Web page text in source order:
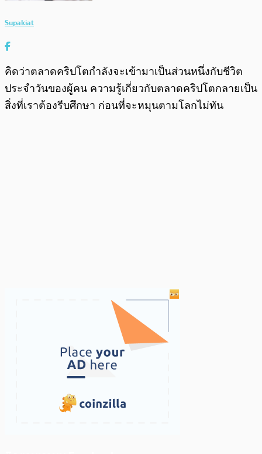
Supakiat
คิดว่าตลาดคริปโตกำลังจะเข้ามาเป็นส่วนหนึ่งกับชีวิต
ประจำวันของผู้คน ความรู้เกี่ยวกับตลาดคริปโตกลายเป็น
สิ่งที่เราต้องรีบศึกษา ก่อนที่จะหมุนตามโลกไม่ทัน